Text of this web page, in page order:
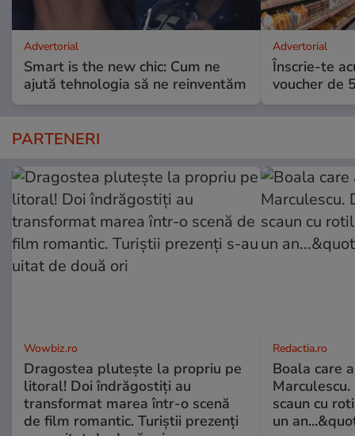
Advertorial
Smart is the new chic: Cum ne
ajută tehnologia să ne reinventăm
Advertorial
Înscrie-te
voucher de
PARTENERI
Wowbiz.ro
Dragostea plutește la propriu pe
litoral! Doi îndrăgostiți au
transformat marea într-o scenă
de film romantic. Turiștii prezenți
Redactia.ro
Boala care
scaun cu
un